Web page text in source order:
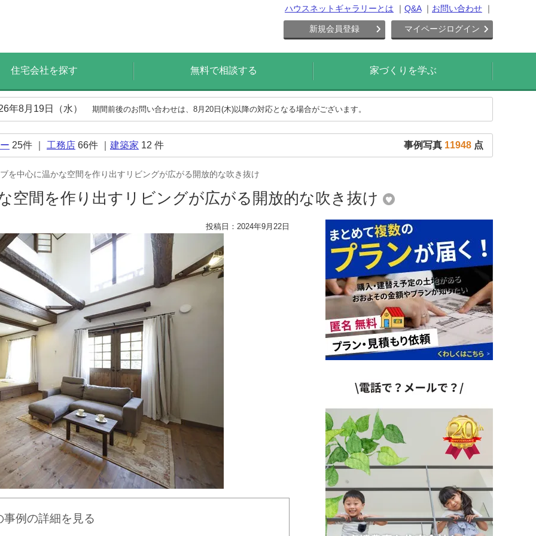
ハウスネットギャラリーとは Q&A お問い合わせ
新規会員登録 マイページログイン
住宅会社を探す 無料で相談する 家づくりを学ぶ
年8月19日（水） 期間前後のお問い合わせは、8月20日(木)以降の対応となる場合がございます。
25件 ｜ 工務店 66件 ｜ 建築家 12 件 事例写真 11948 点
を中心に温かな空間を作り出すリビングが広がる開放的な吹き抜け
空間を作り出すリビングが広がる開放的な吹き抜け
投稿日：2024年9月22日
事例の詳細を見る